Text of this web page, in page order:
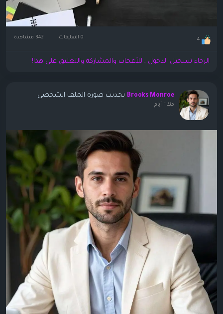
4 0 التعليقات
الرجاء تسجيل الدخول , للأعجاب والمشاركة والتعليق على هذا!
Brooks Monroe تحديث صورة الملف الشخصي
منذ ٢ أيام